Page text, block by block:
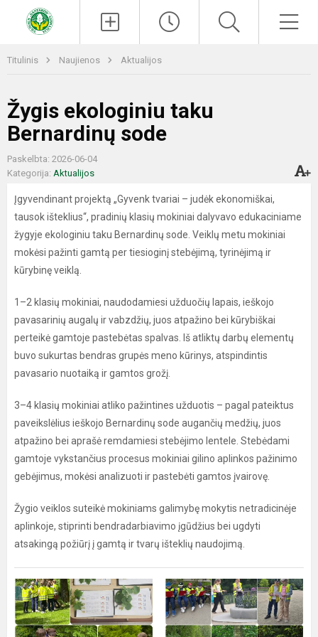
Titulinis Naujienos Aktualijos
Žygis ekologiniu taku
Bernardinų sode
Paskelbta: 2026-06-04
Kategorija: Aktualijos
Įgyvendinant projektą „Gyvenk tvariai – judėk ekonomiškai,
tausok išteklius“, pradinių klasių mokiniai dalyvavo edukaciniame
žygyje ekologiniu taku Bernardinų sode. Veiklų metu mokiniai
mokėsi pažinti gamtą per tiesioginį stebėjimą, tyrinėjimą ir
kūrybinę veiklą.
1–2 klasių mokiniai, naudodamiesi užduočių lapais, ieškojo
pavasarinių augalų ir vabzdžių, juos atpažino bei kūrybiškai
perteikė gamtoje pastebėtas spalvas. Iš atliktų darbų elementų
buvo sukurtas bendras grupės meno kūrinys, atspindintis
pavasario nuotaiką ir gamtos grožį.
3–4 klasių mokiniai atliko pažintines užduotis – pagal pateiktus
paveikslėlius ieškojo Bernardinų sode augančių medžių, juos
atpažino bei aprašė remdamiesi stebėjimo lentele. Stebėdami
gamtoje vykstančius procesus mokiniai gilino aplinkos pažinimo
gebėjimus, mokėsi analizuoti ir pastebėti gamtos įvairovę.
Žygio veiklos suteikė mokiniams galimybę mokytis netradicinėje
aplinkoje, stiprinti bendradarbiavimo įgūdžius bei ugdyti
atsakingą požiūrį į gamtą ir tvarų išteklių naudojimą.